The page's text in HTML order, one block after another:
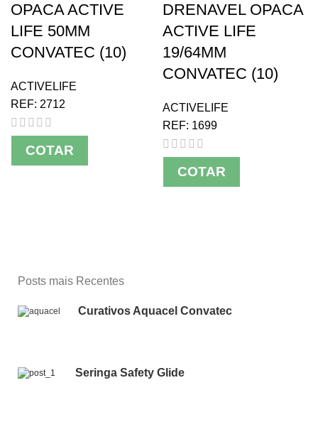
OPACA ACTIVE
LIFE 50MM
CONVATEC (10)
ACTIVELIFE
REF: 2712
COTAR
DRENAVEL OPACA
ACTIVE LIFE
19/64MM
CONVATEC (10)
ACTIVELIFE
REF: 1699
COTAR
Posts mais Recentes
Curativos Aquacel Convatec
Seringa Safety Glide